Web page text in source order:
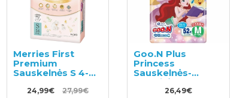
Merries First
Premium
Sauskelnės S 4-
24,99€ 27,99€
Goo.N Plus
Princess
Sauskelnės-
kelnaitės M 6-
12kg 52vnt
26,49€